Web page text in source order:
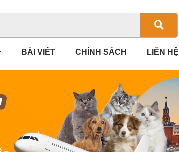
BÀI VIẾT CHÍNH SÁCH LIÊN HỆ